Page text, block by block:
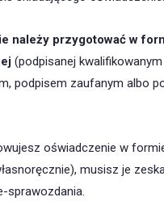
należy przygotować w
(podpisanej
podpisem zaufanym albo
oświadczenie w
musisz je
sprawozdania.